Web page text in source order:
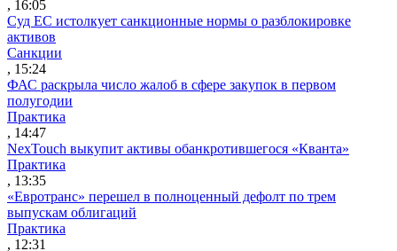
, 16:05
Суд ЕС истолкует санкционные нормы о разблокировке
активов
Санкции
, 15:24
ФАС раскрыла число жалоб в сфере закупок в первом
полугодии
Практика
, 14:47
NexTouch выкупит активы обанкротившегося «Кванта»
Практика
, 13:35
«Евротранс» перешел в полноценный дефолт по трем
выпускам облигаций
Практика
, 12:31